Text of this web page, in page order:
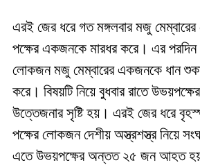
এরই জের ধরে গত মঙ্গলবার মজু
পক্ষের একজনকে মারধর করে। এর পরদিন
লোকজন মজু মেম্বারের একজনকে ধান
করে। বিষয়টি নিয়ে বুধবার রাতে
উত্তেজনার সৃষ্টি হয়। এরই জের ধরে
পক্ষের লোকজন দেশীয় অস্ত্রশস্ত্র নিয়ে
এতে উভয়পক্ষের অন্তত ২৫ জন আহত